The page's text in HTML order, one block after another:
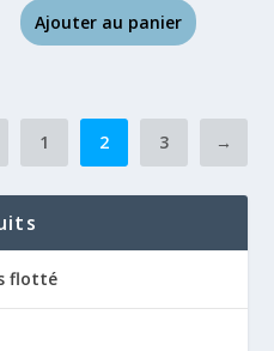
Ajouter au panier
1 2 3 →
flotté